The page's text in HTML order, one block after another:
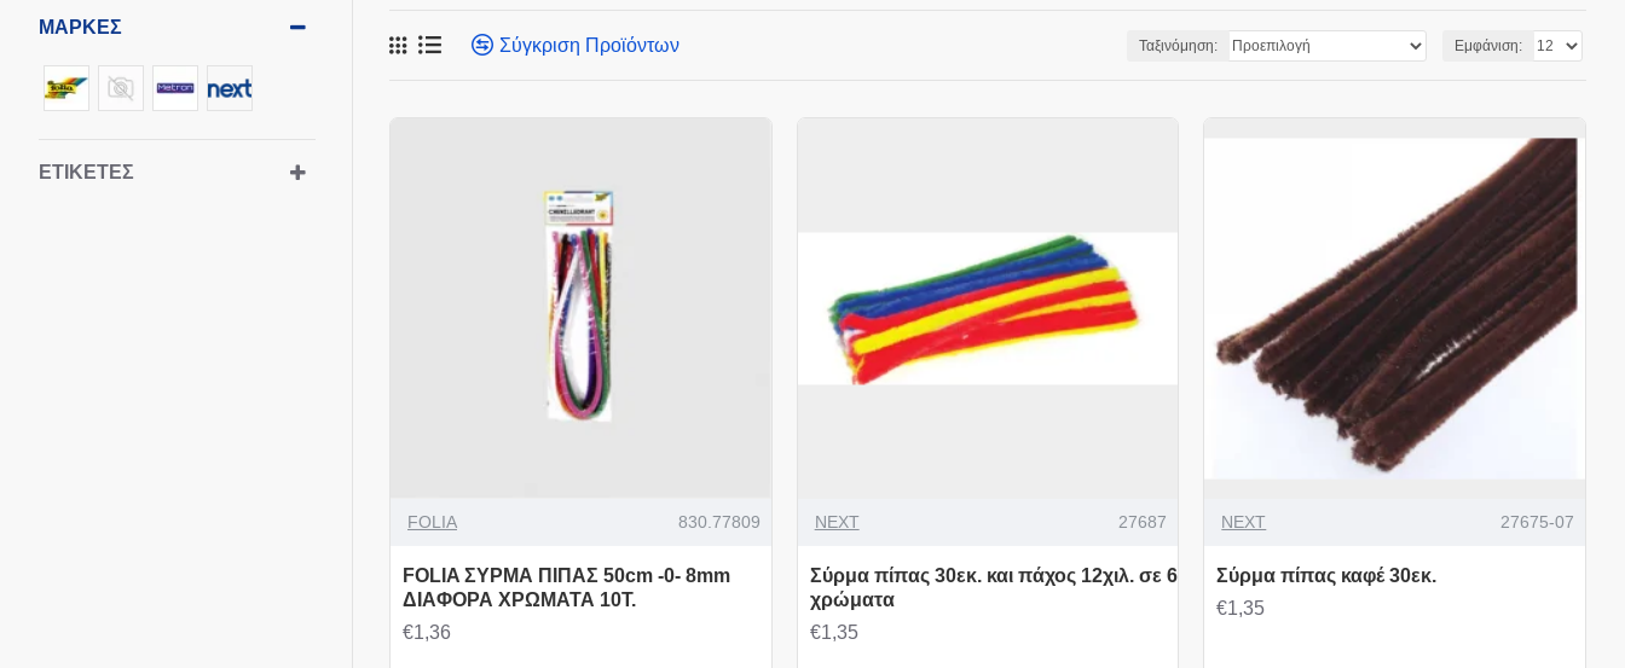
ΜΆΡΚΕΣ
ΕΤΙΚΈΤΕΣ
Σύγκριση Προϊόντων Ταξινόμηση: Εμφάνιση:
FOLIA 830.77809
FOLIA ΣΥΡΜΑ ΠΙΠΑΣ 50cm -0- 8mm
ΔΙΑΦΟΡΑ ΧΡΩΜΑΤΑ 10Τ.
€1,36
NEXT 27687
Σύρμα πίπας 30εκ. και πάχος 12χιλ. σε 6
χρώματα
€1,35
NEXT 27675-07
Σύρμα πίπας καφέ 30εκ.
€1,35